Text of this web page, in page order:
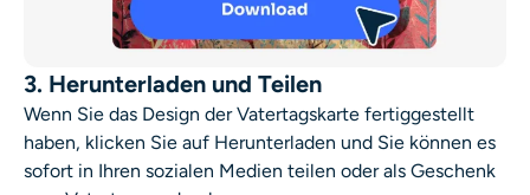
3. Herunterladen und Teilen
Wenn Sie das Design der Vatertagskarte fertiggestellt
haben, klicken Sie auf Herunterladen und Sie können es
sofort in Ihren sozialen Medien teilen oder als Geschenk